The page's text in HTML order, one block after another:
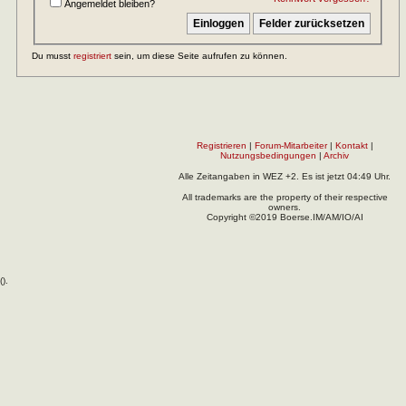
Angemeldet bleiben?
Du musst registriert sein, um diese Seite aufrufen zu können.
Registrieren | Forum-Mitarbeiter| Kontakt|
Nutzungsbedingungen | Archiv
Alle Zeitangaben in WEZ +2. Es ist jetzt 04:49 Uhr.
All trademarks are the property of their respective
owners.
Copyright ©2019 Boerse.IM/AM/IO/AI
().